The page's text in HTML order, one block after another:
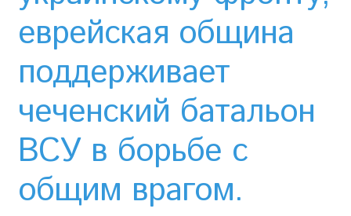
Оформление заказа
Политика конфиденциальности
Почему интернет-аптеки онлайн плохо приживаются
в Израиле: закон, доверие и особенности рынка
Рекомендации
еврейская община
поддерживает
чеченский батальон
ВСУ в борьбе с
общим врагом.